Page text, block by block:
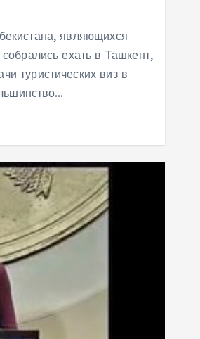
являющихся
ехать в Ташкент,
туристических виз в